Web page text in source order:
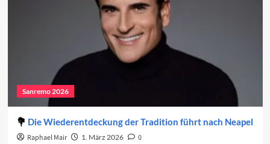
Sanremo 2026
Die Wiederentdeckung der Tradition führt nach Neapel
Raphael Mair 1. März 2026 0